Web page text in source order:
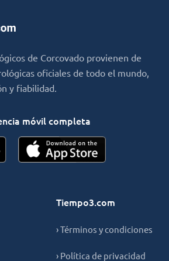
de Corcovado provienen de
oficiales de todo el mundo,
y fiabilidad.
móvil completa
Tiempo3.com
› Términos y condiciones
› Política de privacidad